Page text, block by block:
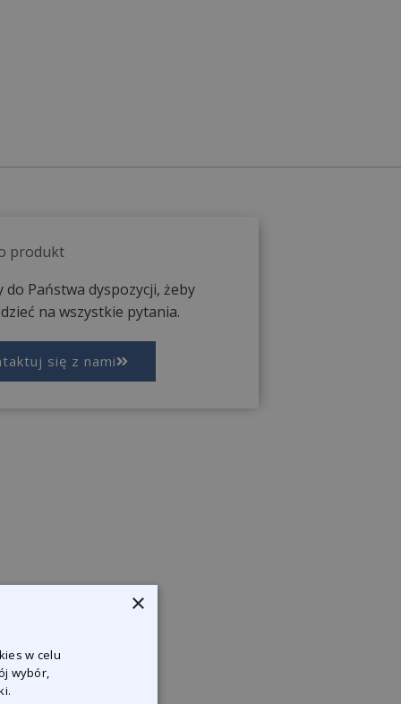
produkt
do Państwa dyspozycji, żeby
na wszystkie pytania.
się z nami
×
w celu
wybór,